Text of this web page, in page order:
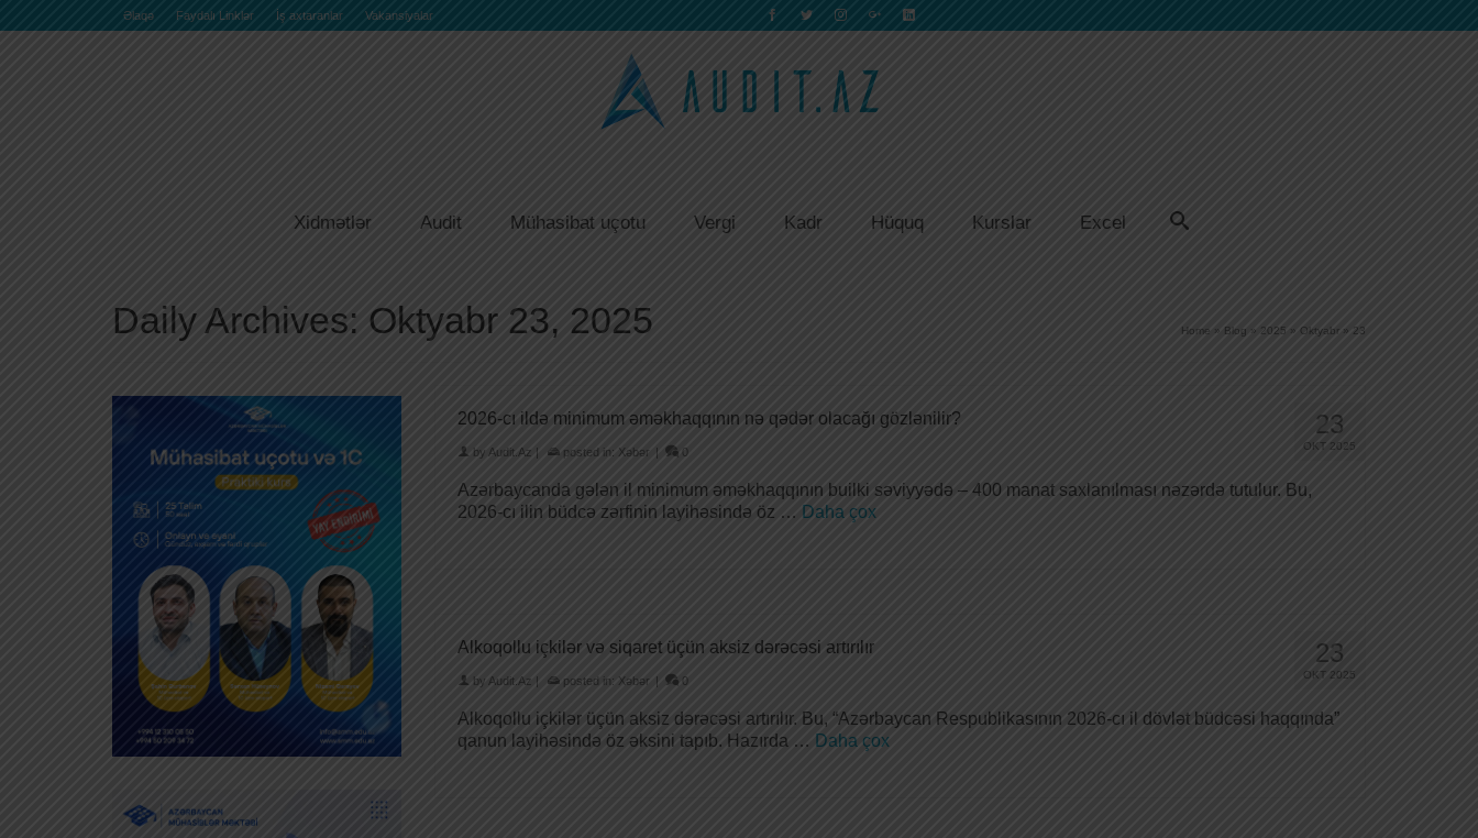
Əlaqə Faydalı Linklər İş axtaranlar Vakansiyalar
Xidmətlər Audit Mühasibat uçotu Vergi Kadr Hüquq Kurslar Excel
Daily Archives: Oktyabr 23, 2025 Home » Blog » 2025 » Oktyabr » 23
23
OKT 2025
2026-cı ildə minimum əməkhaqqının nə qədər olacağı gözlənilir?
by Audit.Az | posted in: Xəbər | 0
Azərbaycanda gələn il minimum əməkhaqqının builki səviyyədə – 400 manat saxlanılması nəzərdə tutulur. Bu,
2026-cı ilin büdcə zərfinin layihəsində öz … Daha çox
23
OKT 2025
Alkoqollu içkilər və siqaret üçün aksiz dərəcəsi artırılır
by Audit.Az | posted in: Xəbər | 0
Alkoqollu içkilər üçün aksiz dərəcəsi artırılır. Bu, “Azərbaycan Respublikasının 2026-cı il dövlət büdcəsi haqqında”
qanun layihəsində öz əksini tapıb. Hazırda … Daha çox